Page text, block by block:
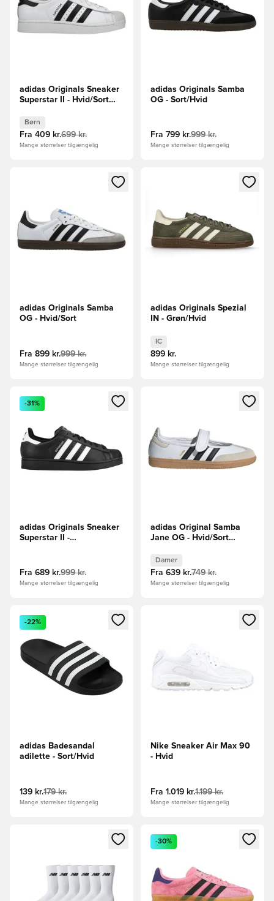
adidas Originals Sneaker
Superstar II - Hvid/Sort
Børn
Fra 409 kr.699 kr.
Mange størrelser tilgængelig
adidas Originals Samba
OG - Sort/Hvid
Fra 799 kr.999 kr.
Mange størrelser tilgængelig
Åbner en Modal til at logge ind eller tilmelde dig som
adidas Originals Samba
OG - Hvid/Sort
Fra 899 kr.999 kr.
Mange størrelser tilgængelig
Åbner en Modal til at logge
adidas Originals Spezial
IN - Grøn/Hvid
IC
899 kr.
Mange størrelser tilgængelig
Åbner en Modal til at logge ind eller tilmelde dig som
-31%
adidas Originals Sneaker
Superstar II -
Fra 689 kr.999 kr.
Mange størrelser tilgængelig
Åbner en Modal til at logge
adidas Original Samba
Jane OG - Hvid/Sort
Damer
Fra 639 kr.749 kr.
Mange størrelser tilgængelig
Åbner en Modal til at logge ind eller tilmelde dig som
-22%
adidas Badesandal
adilette - Sort/Hvid
139 kr.179 kr.
Mange størrelser tilgængelig
Åbner en Modal til at logge
Nike Sneaker Air Max 90
- Hvid
Fra 1.019 kr.1.199 kr.
Mange størrelser tilgængelig
Åbner en Modal til at logge ind eller tilmelde dig som
Åbner en Modal til at logge
-30%